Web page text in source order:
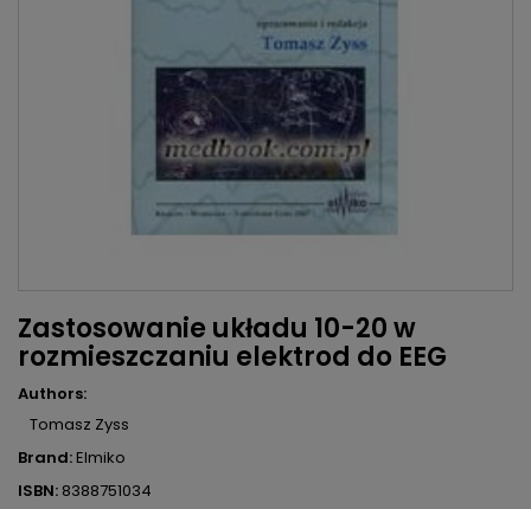
Zastosowanie układu 10-20 w
rozmieszczaniu elektrod do EEG
Authors:
Tomasz Zyss
Brand:Elmiko
ISBN: 8388751034